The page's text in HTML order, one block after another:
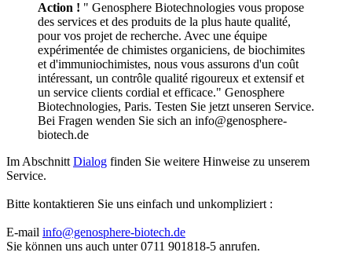
Action ! " Genosphere Biotechnologies vous propose
des services et des produits de la plus haute qualité,
pour vos projet de recherche. Avec une équipe
expérimentée de chimistes organiciens, de biochimites
et d'immuniochimistes, nous vous assurons d'un coût
intéressant, un contrôle qualité rigoureux et extensif et
un service clients cordial et efficace." Genosphere
Biotechnologies, Paris. Testen Sie jetzt unseren Service.
Bei Fragen wenden Sie sich an info@genosphere-
biotech.de
Im Abschnitt Dialog finden Sie weitere Hinweise zu unserem
Service.
Bitte kontaktieren Sie uns einfach und unkompliziert :
E-mail info@genosphere-biotech.de
Sie können uns auch unter 0711 901818-5 anrufen.